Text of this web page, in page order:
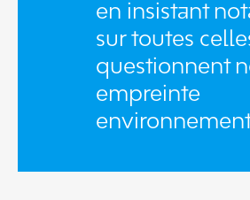
en insistant
sur toutes
questionnent
empreinte